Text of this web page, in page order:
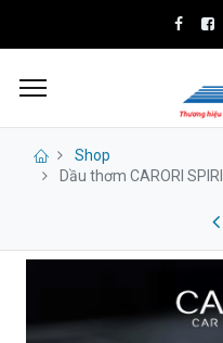
Shop
Dầu thơm CARORI